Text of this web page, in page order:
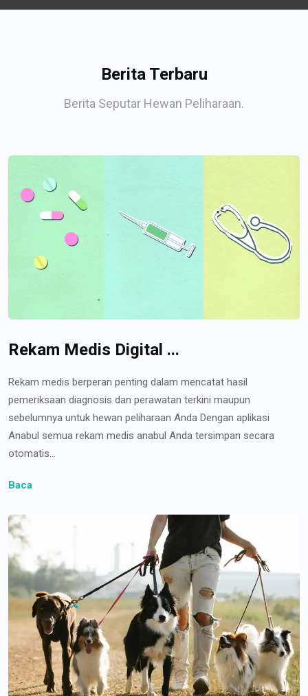
Berita Terbaru
Berita Seputar Hewan Peliharaan.
Rekam Medis Digital ...
Rekam medis berperan penting dalam mencatat hasil
pemeriksaan diagnosis dan perawatan terkini maupun
sebelumnya untuk hewan peliharaan Anda Dengan aplikasi
Anabul semua rekam medis anabul Anda tersimpan secara
otomatis...
Baca